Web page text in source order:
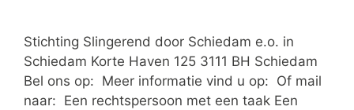
Stichting Slingerend door Schiedam e.o. in
Schiedam Korte Haven 125 3111 BH Schiedam
Bel ons op: Meer informatie vind u op: Of mail
naar: Een rechtspersoon met een taak Een